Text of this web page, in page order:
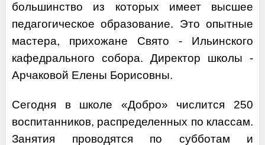
большинство из которых имеет высшее
педагогическое образование. Это опытные
мастера, прихожане Свято - Ильинского
кафедрального собора. Директор школы -
Арчаковой Елены Борисовны.
Сегодня в школе «Добро» числится 250
воспитанников, распределенных по классам.
Занятия проводятся по субботам и